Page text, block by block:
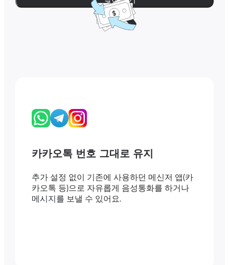
카카오톡 번호 그대로 유지
추가 설정 없이 기존에 사용하던 메신저 앱(카
카오톡 등)으로 자유롭게 음성통화를 하거나
메시지를 보낼 수 있어요.